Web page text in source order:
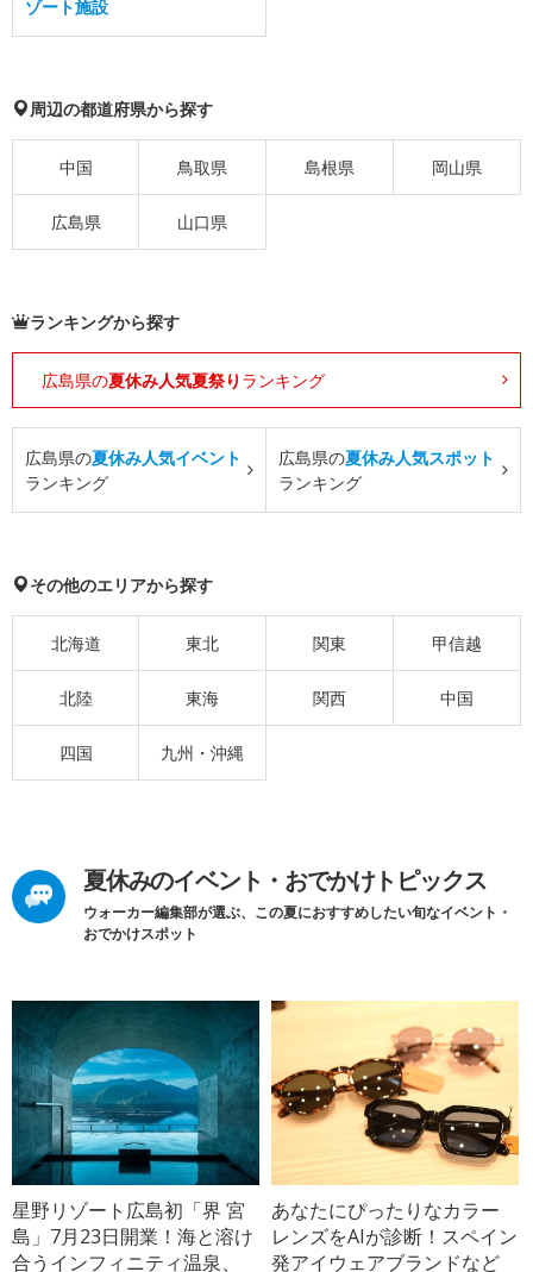
ゾート施設
周辺の都道府県から探す
中国 鳥取県 島根県 岡山県
広島県 山口県
ランキングから探す
広島県の夏休み人気夏祭り ランキング
広島県の夏休み人気イベント
ランキング
広島県の夏休み人気スポット
ランキング
その他のエリアから探す
北海道 東北 関東 甲信越
北陸 東海 関西 中国
四国 九州・沖縄
夏休みのイベント・おでかけトピックス
ウォーカー編集部が選ぶ、この夏におすすめしたい旬なイベント・
おでかけスポット
星野リゾート広島初「界 宮
島」7月23日開業！海と溶け
合うインフィニティ温泉、
あなたにぴったりなカラー
レンズをAIが診断！スペイン
発アイウェアブランドなど